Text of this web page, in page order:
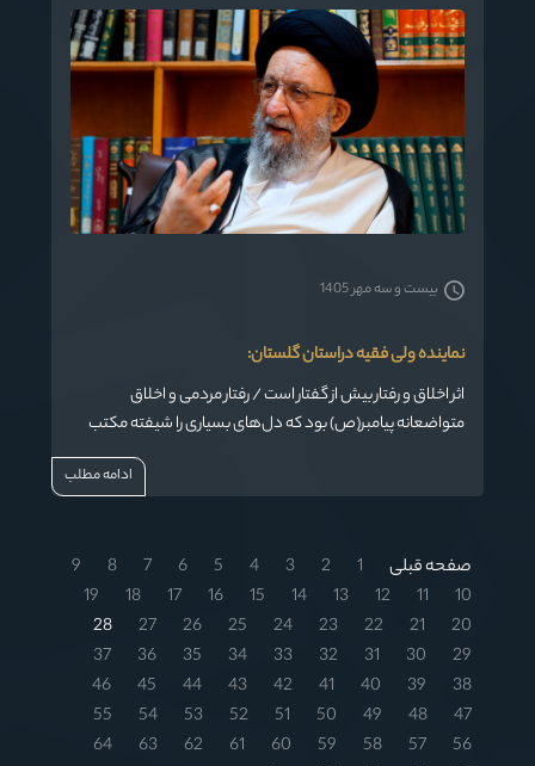
نماینده ولی فقیه دراستان گلستان:
اثر اخلاق و رفتار بیش از گفتار است / رفتار مردمی و اخلاق
متواضعانه پیامبر(ص) بود که دل‌های بسیاری را شیفته مکتب
بیست و سه مهر 1405
ادامه مطلب
صفحه قبلی 1
2
3
4
5
6
7
8
9
10
11
12
13
14
15
16
17
18
19
20
21
22
23
24
25
26
27
28
29
30
31
32
33
34
35
36
37
38
39
40
41
42
43
44
45
46
47
48
49
50
51
52
53
54
55
56
57
58
59
60
61
62
63
64